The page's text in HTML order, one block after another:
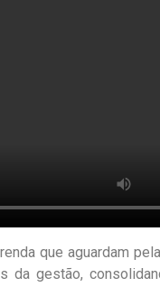
que aguardam
da gestão,